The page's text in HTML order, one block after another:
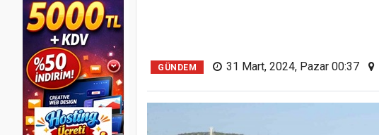
GÜNDEM 31 Mart, 2024, Pazar 00:37